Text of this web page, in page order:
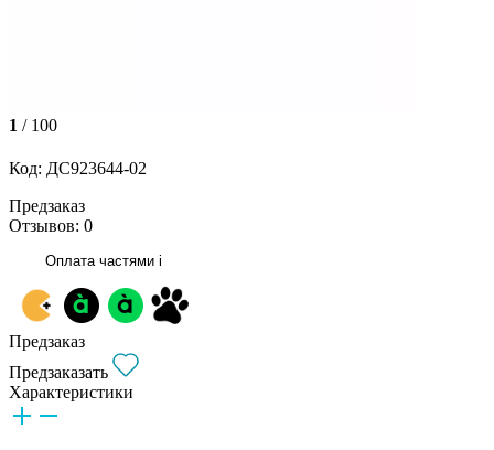
1 / 100
Код: ДС923644-02
Предзаказ
Отзывов: 0
Оплата частями i
Предзаказ
Предзаказать
Характеристики